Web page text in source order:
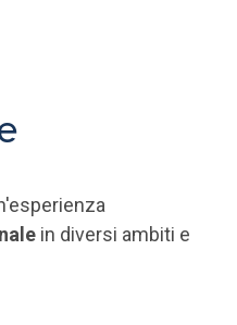
in diversi ambiti e